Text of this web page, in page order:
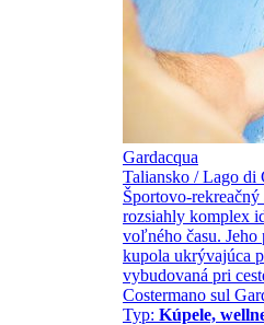
Gardacqua
Taliansko / Lago di
Športovo-rekreačný
rozsiahly komplex
voľného času.
kupola ukrývajúca
vybudovaná pri
Costermano sul
Typ: Kúpele,